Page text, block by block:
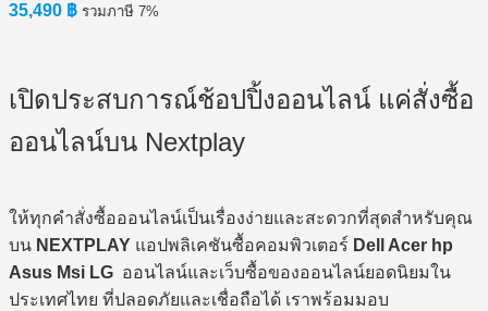
35,490 ฿ รวมภาษี 7%
เปิดประสบการณ์ช้อปปิ้งออนไลน์ แค่สั่งซื้อ
ออนไลน์บน Nextplay
ให้ทุกคำสั่งซื้อออนไลน์เป็นเรื่องง่ายและสะดวกที่สุดสำหรับคุณ
บน NEXTPLAY แอปพลิเคชันซื้อคอมพิวเตอร์ Dell Acer hp
Asus Msi LG ออนไลน์และเว็บซื้อของออนไลน์ยอดนิยมใน
ประเทศไทย ที่ปลอดภัยและเชื่อถือได้ เราพร้อมมอบ